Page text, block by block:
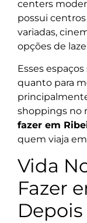
centers
possui
variadas,
opções de
Esses
quanto para
shoppings no
fazer em
quem viaja
Vida
Fazer